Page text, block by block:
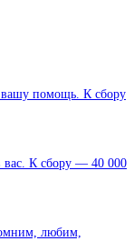
помощь. К сбору
К сбору — 40 000
любим,